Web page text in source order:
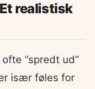
realistisk
“spredt ud”
især føles for